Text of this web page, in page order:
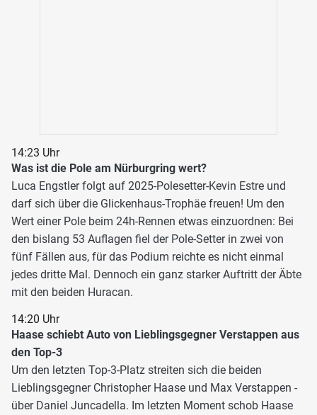
14:23 Uhr
Was ist die Pole am Nürburgring wert?
Luca Engstler folgt auf 2025-Polesetter-Kevin Estre und
darf sich über die Glickenhaus-Trophäe freuen! Um den
Wert einer Pole beim 24h-Rennen etwas einzuordnen: Bei
den bislang 53 Auflagen fiel der Pole-Setter in zwei von
fünf Fällen aus, für das Podium reichte es nicht einmal
jedes dritte Mal. Dennoch ein ganz starker Auftritt der Äbte
mit den beiden Huracan.
14:20 Uhr
Haase schiebt Auto von Lieblingsgegner Verstappen aus
den Top-3
Um den letzten Top-3-Platz streiten sich die beiden
Lieblingsgegner Christopher Haase und Max Verstappen -
über Daniel Juncadella. Im letzten Moment schob Haase